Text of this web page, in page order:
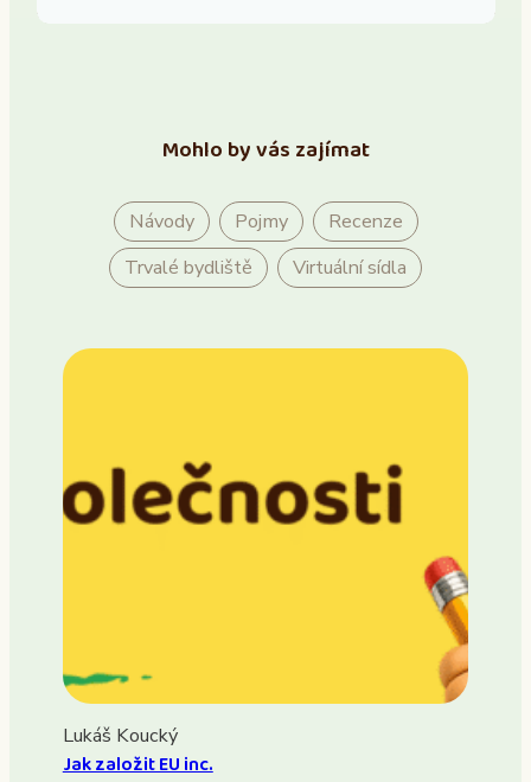
Mohlo by vás zajímat
Návody Pojmy
Recenze
Trvalé bydliště
Virtuální sídla
Lukáš Koucký
Jak založit EU inc.